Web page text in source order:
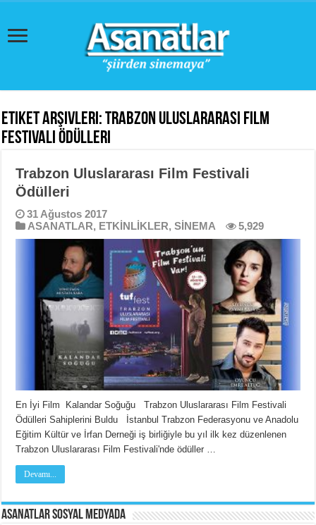
Etiket Arşivleri:Trabzon Uluslararası Film
Festivali Ödülleri
Trabzon Uluslararası Film Festivali
Ödülleri
31 Ağustos 2017
ASANATLAR, ETKİNLİKLER,SİNEMA 5,929
En İyi Film Kalandar Soğuğu Trabzon Uluslararası Film Festivali
Ödülleri Sahiplerini Buldu İstanbul Trabzon Federasyonu ve Anadolu
Eğitim Kültür ve İrfan Derneği iş birliğiyle bu yıl ilk kez düzenlenen
Trabzon Uluslararası Film Festivali'nde ödüller …
Devamı...
Asanatlar Sosyal Medyada